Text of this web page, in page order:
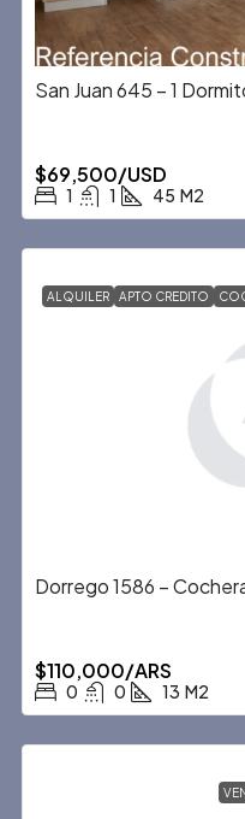
San Juan 645 – 1
$69,500/USD
1 1 45 M2
ALQUILER APTO CREDITO
Dorrego 1586 –
$110,000/ARS
0 0 13 M2